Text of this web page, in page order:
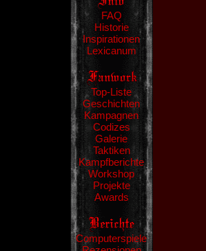
FAQ
Historie
Inspirationen
Lexicanum
Top-Liste
Geschichten
Kampagnen
Codizes
Galerie
Taktiken
Kampfberichte
Workshop
Projekte
Awards
Computerspiele